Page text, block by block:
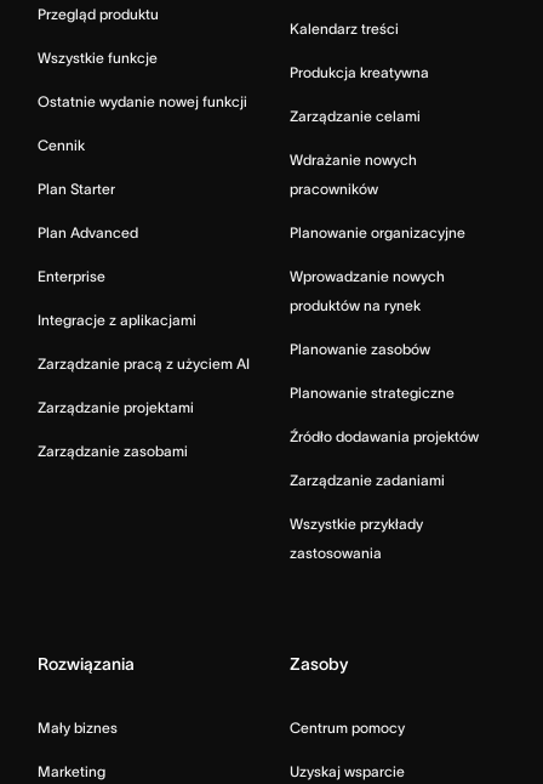
Przegląd produktu
Wszystkie funkcje
Ostatnie wydanie nowej funkcji
Cennik
Plan Starter
Plan Advanced
Enterprise
Integracje z aplikacjami
Zarządzanie pracą z użyciem AI
Zarządzanie projektami
Zarządzanie zasobami
Kalendarz treści
Produkcja kreatywna
Zarządzanie celami
Wdrażanie nowych
pracowników
Planowanie organizacyjne
Wprowadzanie nowych
produktów na rynek
Planowanie zasobów
Planowanie strategiczne
Źródło dodawania projektów
Zarządzanie zadaniami
Wszystkie przykłady
zastosowania
Rozwiązania
Mały biznes
Marketing
Zasoby
Centrum pomocy
Uzyskaj wsparcie